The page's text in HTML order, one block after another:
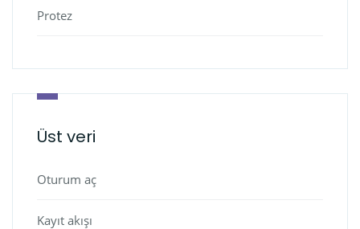
Protez
Üst veri
Oturum aç
Kayıt akışı